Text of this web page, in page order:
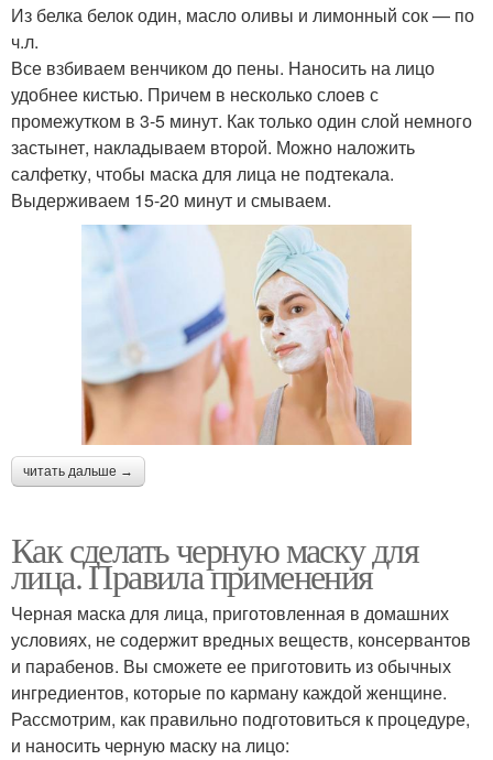
Из белка белок один, масло оливы и лимонный сок — по
ч.л.
Все взбиваем венчиком до пены. Наносить на лицо
удобнее кистью. Причем в несколько слоев с
промежутком в 3-5 минут. Как только один слой немного
застынет, накладываем второй. Можно наложить
салфетку, чтобы маска для лица не подтекала.
Выдерживаем 15-20 минут и смываем.
читать дальше →
Как сделать черную маску для
лица. Правила применения
Черная маска для лица, приготовленная в домашних
условиях, не содержит вредных веществ, консервантов
и парабенов. Вы сможете ее приготовить из обычных
ингредиентов, которые по карману каждой женщине.
Рассмотрим, как правильно подготовиться к процедуре,
и наносить черную маску на лицо: